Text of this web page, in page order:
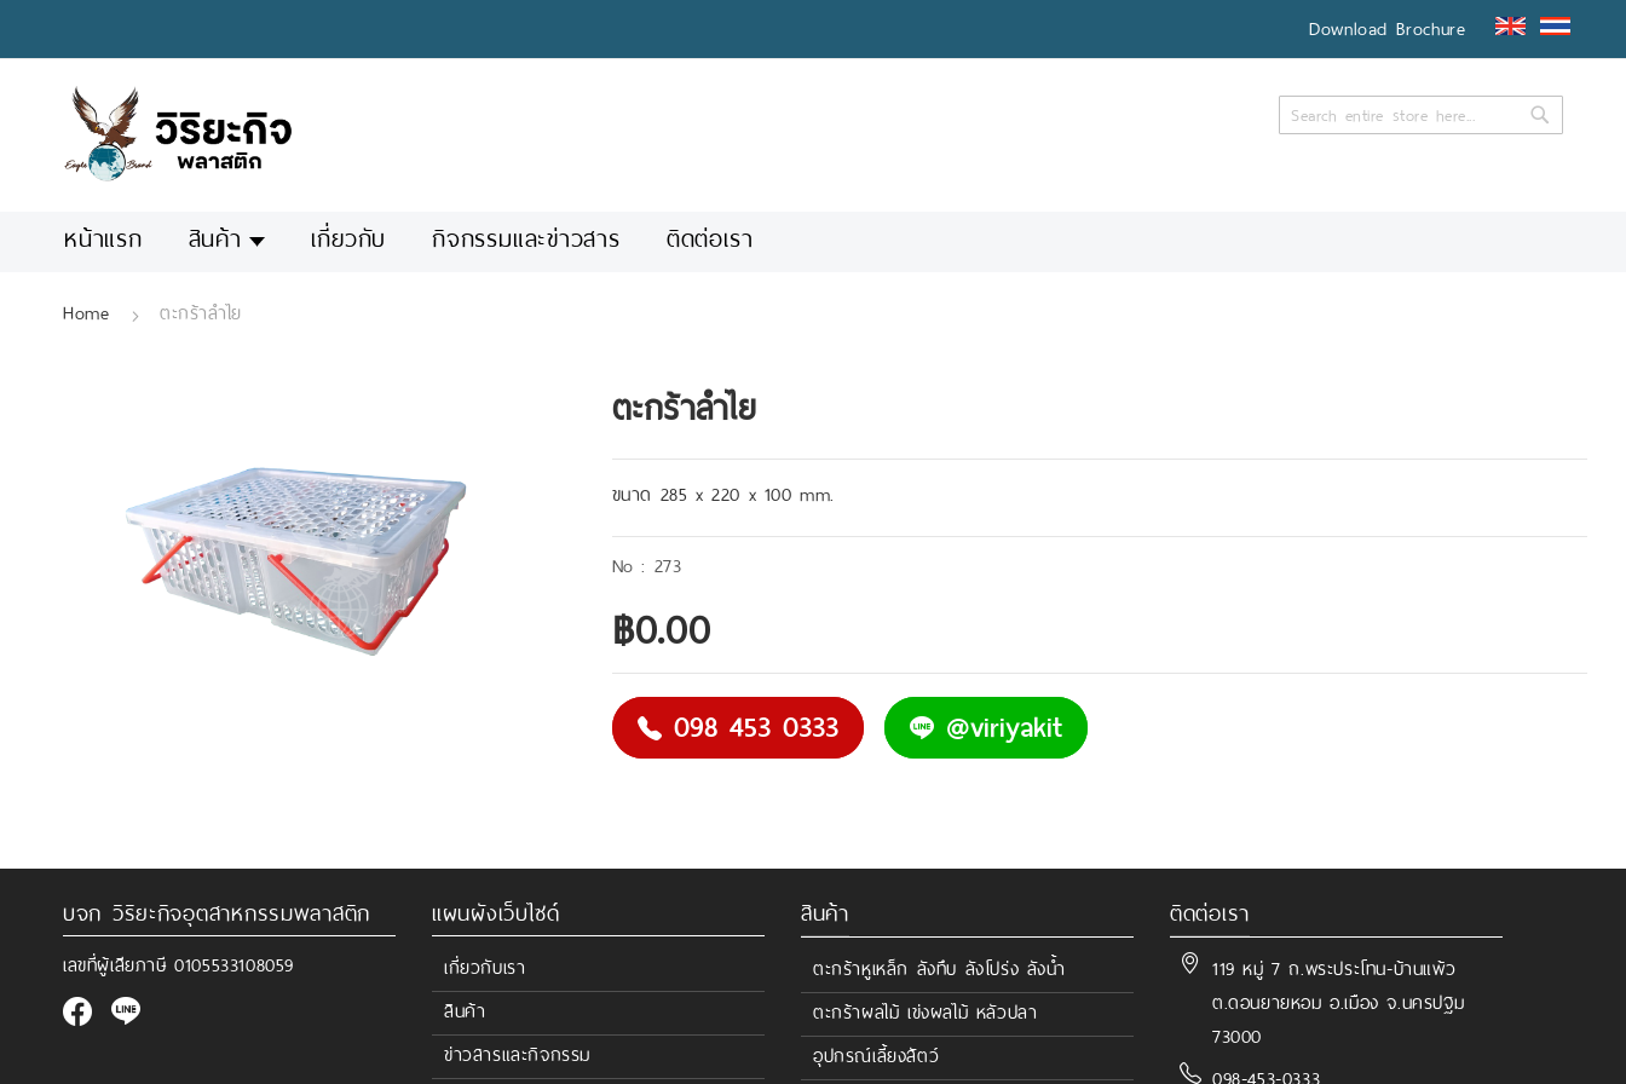
to
Content
Download Brochure
หน้าแรก สินค้า เกี่ยวกับ กิจกรรมและข่าวสาร ติดต่อเรา
Home ตะกร้าลำไย
ตะกร้าลำไย
ขนาด 285 x 220 x 100 mm.
฿0.00
273
098 453 0333 @viriyakit
บจก วิริยะกิจอุตสาหกรรมพลาสติก
เลขที่ผู้เสียภาษี0105533108059
แผนผังเว็บไซด์
เกี่ยวกับเรา
สินค้า
ข่าวสารและกิจกรรม
สินค้า
ตะกร้าหูเหล็ก ลังทึบ ลังโปร่ง ลังน้ำ
ตะกร้าผลไม้ เข่งผลไม้ หลัวปลา
อุปกรณ์เลี้ยงสัตว์
ติดต่อเรา
119 หมู่ 7 ถ.พระประโทน-บ้านแพ้ว
ต.ดอนยายหอม อ.เมือง จ.นครปฐม
73000